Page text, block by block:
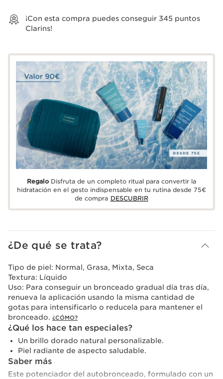
¡Con esta compra puedes conseguir 345 puntos
Clarins!
RegaloDisfruta de un completo ritual para convertir la
hidratación en el gesto indispensable en tu rutina desde 75€
de compra DESCUBRIR
¿De qué se trata?
Tipo de piel: Normal, Grasa, Mixta, Seca
Textura: Líquido
Uso: Para conseguir un bronceado gradual día tras día,
renueva la aplicación usando la misma cantidad de
gotas para intensificarlo o reducela para mantener el
bronceado. ¿CÓMO?
¿Qué los hace tan especiales?
Un brillo dorado natural personalizable.
Piel radiante de aspecto saludable.
Saber más
Este potenciador del autobronceado, formulado con un